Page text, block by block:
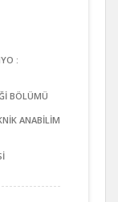
:
BÖLÜMÜ
ANABİLİM